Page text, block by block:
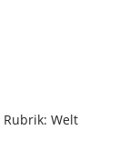
Rubrik: Welt